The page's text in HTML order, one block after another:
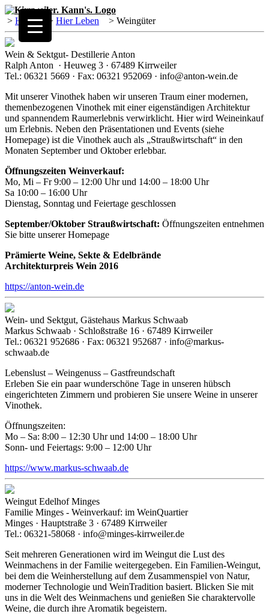
> Home> Hier Leben > Weingüter
Wein & Sektgut- Destillerie Anton
Ralph Anton · Heuweg 3 · 67489 Kirrweiler
Tel.: 06321 5669 · Fax: 06321 952069 · info@anton-wein.de
Mit unserer Vinothek haben wir unseren Traum einer modernen,
themenbezogenen Vinothek mit einer eigenständigen Architektur
und spannendem Raumerlebnis verwirklicht. Hier wird Weineinkauf
um Erlebnis. Neben den Präsentationen und Events (siehe
Homepage) ist die Vinothek auch als „Straußwirtschaft“ in den
Monaten September und Oktober erlebbar.
Öffnungszeiten Weinverkauf:
Mo, Mi – Fr 9:00 – 12:00 Uhr und 14:00 – 18:00 Uhr
Sa 10:00 – 16:00 Uhr
Dienstag, Sonntag und Feiertage geschlossen
September/Oktober Straußwirtschaft: Öffnungszeiten entnehmen
Sie bitte unserer Homepage
Prämierte Weine, Sekte & Edelbrände
Architekturpreis Wein 2016
https://anton-wein.de
Wein- und Sektgut, Gästehaus Markus Schwaab
Markus Schwaab · Schloßstraße 16 · 67489 Kirrweiler
Tel.: 06321 952686 · Fax: 06321 952687 · info@markus-
schwaab.de
Lebenslust – Weingenuss – Gastfreundschaft
Erleben Sie ein paar wunderschöne Tage in unseren hübsch
eingerichteten Zimmern und probieren Sie unsere Weine in unserer
Vinothek.
Öffnungszeiten:
Mo – Sa: 8:00 – 12:30 Uhr und 14:00 – 18:00 Uhr
Sonn- und Feiertags: 9:00 – 12:00 Uhr
https://www.markus-schwaab.de
Weingut Edelhof Minges
Familie Minges - Weinverkauf: im WeinQuartier
Minges · Hauptstraße 3 · 67489 Kirrweiler
Tel.: 06321-58068 · info@minges-kirrweiler.de
Seit mehreren Generationen wird im Weingut die Lust des
Weinmachens in der Familie weitergegeben. Ein Familien-Weingut,
bei dem die Weinherstellung auf dem Zusammenspiel von Natur,
moderner Technologie und WeinTradition basiert. Blicken Sie mit
uns in die Welt des Weinmachens und genießen Sie charaktervolle
Weine, die durch ihre Aromatik begeistern.